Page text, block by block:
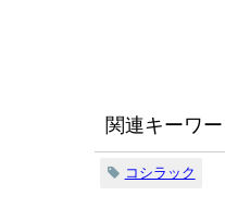
関連キーワー
コシラック